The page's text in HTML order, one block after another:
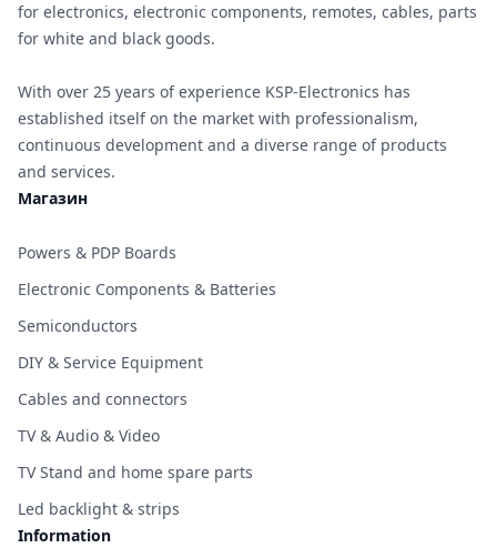
for electronics, electronic components, remotes, cables, parts
for white and black goods.
With over 25 years of experience KSP-Electronics has
established itself on the market with professionalism,
continuous development and a diverse range of products
and services.
Магазин
Powers & PDP Boards
Electronic Components & Batteries
Semiconductors
DIY & Service Equipment
Cables and connectors
TV & Audio & Video
TV Stand and home spare parts
Led backlight & strips
Information